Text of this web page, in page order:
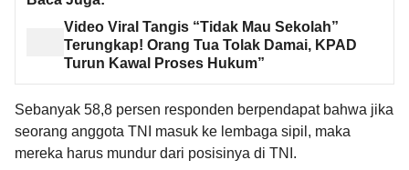
Video Viral Tangis “Tidak Mau Sekolah”
Terungkap! Orang Tua Tolak Damai, KPAD
Turun Kawal Proses Hukum”
Sebanyak 58,8 persen responden berpendapat bahwa jika
seorang anggota TNI masuk ke lembaga sipil, maka
mereka harus mundur dari posisinya di TNI.